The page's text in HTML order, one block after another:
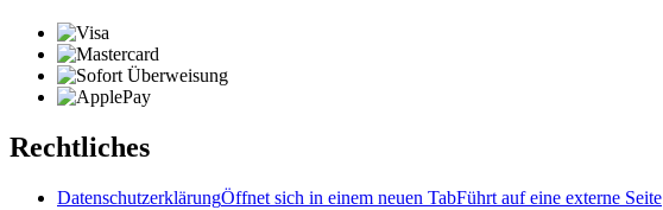
Rechtliches
DatenschutzerklärungÖffnet sich in einem neuen TabFührt auf eine externe Seite